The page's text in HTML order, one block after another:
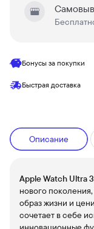
Бонусы за покупки
Быстрая доставка
Описание
Apple Watch Ultra 3
нового
образ жизни и
сочетает в себе